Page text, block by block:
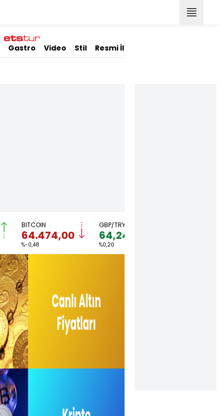
Gastro Video Stil Resmi İlanlar
BITCOIN
64.474,00
%-0,48
GBP/TRY
64,2485
%0,20